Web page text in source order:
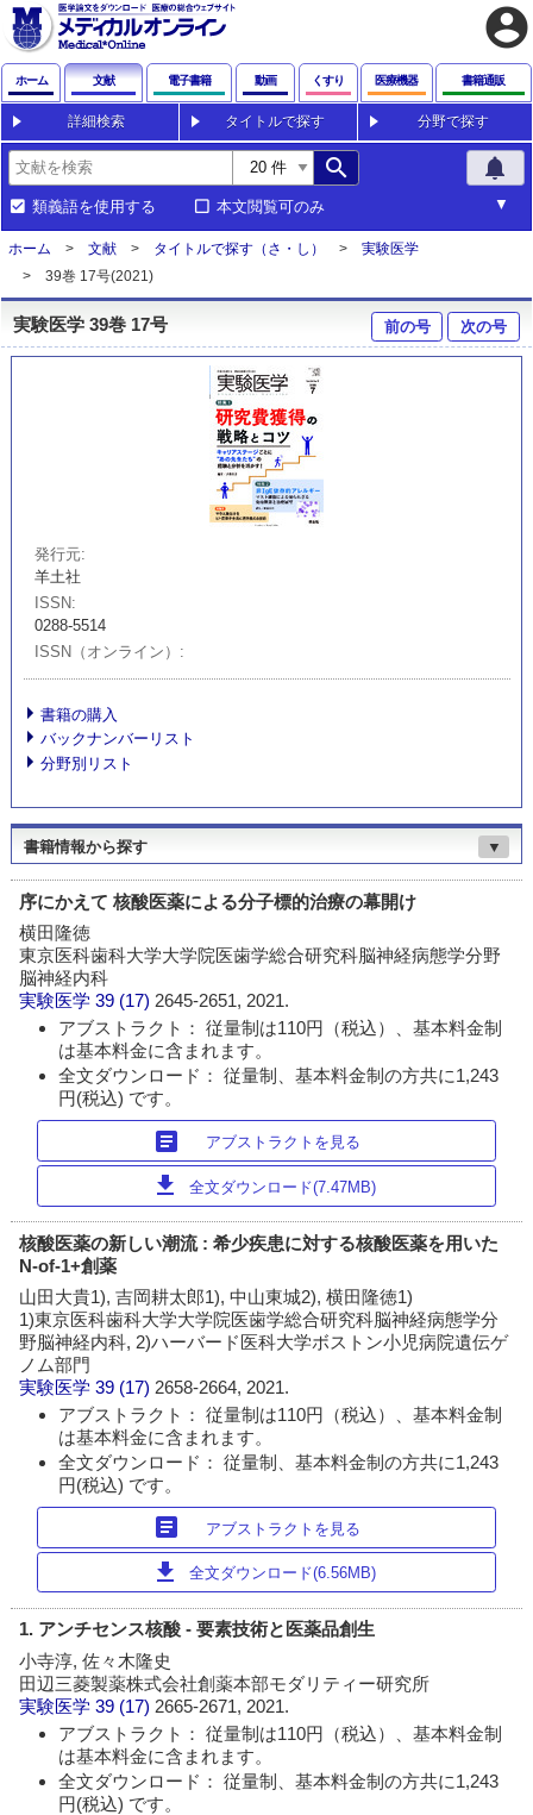
account_circle
ホーム 文献 電子書籍 動画 くすり 医療機器 書籍通販
詳細検索 タイトルで探す 分野で探す
search notifications
類義語を使用する 本文閲覧可のみ
ホーム 文献 タイトルで探す（さ・し）
実験医学
39巻 17号(2021)
実験医学 39巻 17号 前の号 次の号
発行元
羊土社
ISSN
0288-5514
ISSN（オンライン）
書籍の購入
バックナンバーリスト
分野別リスト
書籍情報から探す ▼
序にかえて 核酸医薬による分子標的治療の幕開け
横田隆徳
東京医科歯科大学大学院医歯学総合研究科脳神経病態学分野
脳神経内科
実験医学 39 (17)2645-2651, 2021.
アブストラクト： 従量制は110円（税込）、基本料金制
は基本料金に含まれます。
全文ダウンロード： 従量制、基本料金制の方共に1,243
円(税込) です。
article アブストラクトを見る
download 全文ダウンロード(7.47MB)
核酸医薬の新しい潮流 : 希少疾患に対する核酸医薬を用いた
N-of-1+創薬
山田大貴1), 吉岡耕太郎1), 中山東城2), 横田隆徳1)
1)東京医科歯科大学大学院医歯学総合研究科脳神経病態学分
野脳神経内科, 2)ハーバード医科大学ボストン小児病院遺伝ゲ
ノム部門
実験医学 39 (17) 2658-2664, 2021.
アブストラクト： 従量制は110円（税込）、基本料金制
は基本料金に含まれます。
全文ダウンロード： 従量制、基本料金制の方共に1,243
円(税込) です。
article アブストラクトを見る
download 全文ダウンロード(6.56MB)
1. アンチセンス核酸 - 要素技術と医薬品創生
小寺淳, 佐々木隆史
田辺三菱製薬株式会社創薬本部モダリティー研究所
実験医学 39 (17) 2665-2671, 2021.
アブストラクト： 従量制は110円（税込）、基本料金制
は基本料金に含まれます。
全文ダウンロード： 従量制、基本料金制の方共に1,243
円(税込) です。